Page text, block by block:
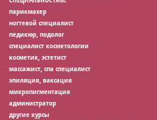
парикмахер
ногтевой специалист
педикюр, подолог
специалист косметологии
косметик, эстетист
массажист, спа специалист
эпиляция, ваксация
микропигментация
администратор
другие курсы